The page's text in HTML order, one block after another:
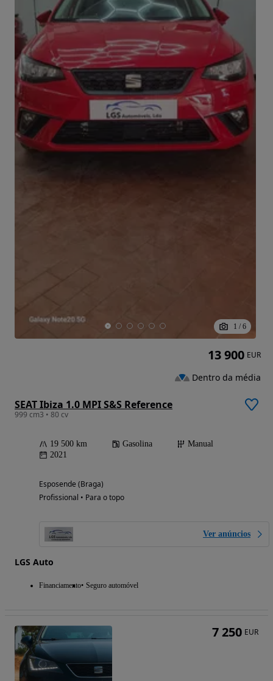
1 / 6
SEAT Ibiza 1.0 MPI S&S Reference
999 cm3 • 80 cv
19 500 km Gasolina
Manual
2021
Esposende (Braga)
Profissional • Para o topo
Ver anúncios
LGS Auto
Financiamento Seguro automóvel
13 900 EUR
Dentro da média
7 250 EUR